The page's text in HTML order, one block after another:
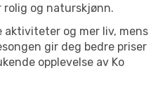
rolig og naturskjønn.
aktiviteter og mer liv, mens
gir deg bedre priser
opplevelse av Ko